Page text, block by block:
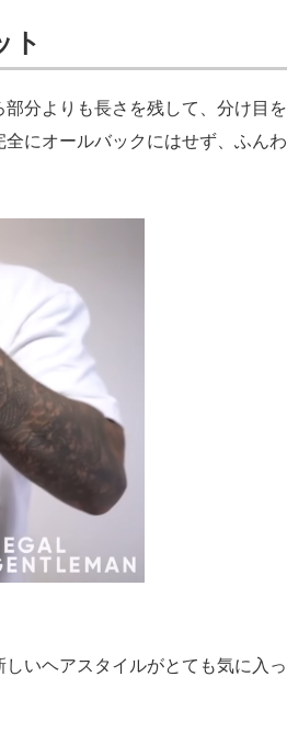
ト
分よりも長さを残して、分け目を
にオールバックにはせず、ふんわ
いヘアスタイルがとても気に入っ